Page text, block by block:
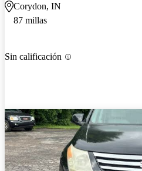
Corydon, IN
87 millas
Sin calificación